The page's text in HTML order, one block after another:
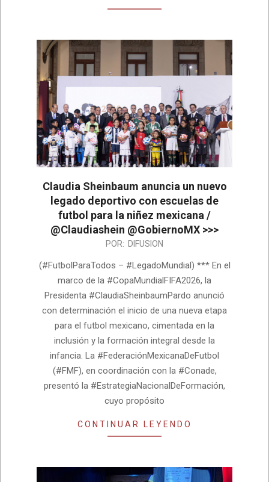
Claudia Sheinbaum anuncia un nuevo
legado deportivo con escuelas de
futbol para la niñez mexicana /
@Claudiashein @GobiernoMX >>>
06-
POR: DIFUSION
(#FutbolParaTodos – #LegadoMundial) *** En el
marco de la #CopaMundialFIFA2026, la
Presidenta #ClaudiaSheinbaumPardo anunció
con determinación el inicio de una nueva etapa
para el futbol mexicano, cimentada en la
inclusión y la formación integral desde la
infancia. La #FederaciónMexicanaDeFutbol
(#FMF), en coordinación con la #Conade,
presentó la #EstrategiaNacionalDeFormación,
cuyo propósito
CONTINUAR LEYENDO